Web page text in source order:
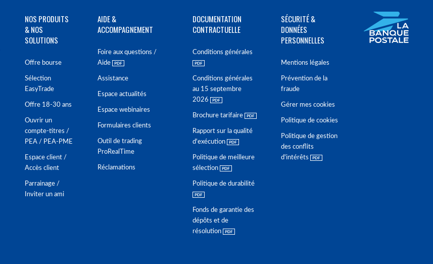
NOS PRODUITS
& NOS
SOLUTIONS
Offre bourse
Sélection
EasyTrade
Offre 18-30 ans
Ouvrir un
compte-titres /
PEA / PEA-PME
Espace client /
Accès client
Parrainage /
Inviter un ami
AIDE &
ACCOMPAGNEMENT
Foire aux questions /
Aide
Assistance
Espace actualités
Espace webinaires
Formulaires clients
Outil de trading
ProRealTime
Réclamations
DOCUMENTATION
CONTRACTUELLE
Conditions générales
Conditions générales
au 15 septembre
2026
Brochure tarifaire
Rapport sur la qualité
d'exécution
Politique de meilleure
sélection
Politique de durabilité
Fonds de garantie des
dépôts et de
résolution
SÉCURITÉ &
DONNÉES
PERSONNELLES
Mentions légales
Prévention de la
fraude
Gérer mes cookies
Politique de cookies
Politique de gestion
des conflits
d'intérêts